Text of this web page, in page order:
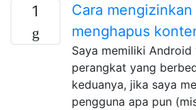
1
Cara
menghapus
Saya memiliki
perangkat yang
keduanya, jika saya
pengguna apa pun